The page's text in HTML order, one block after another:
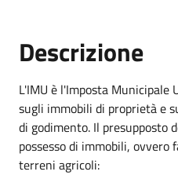
Descrizione
L'IMU è l'Imposta Municipale
sugli immobili di proprietà e
di godimento. Il presupposto
possesso di immobili, ovvero
terreni agricoli: